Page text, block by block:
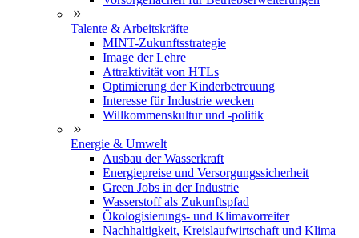
Talente & Arbeitskräfte
MINT-Zukunftsstrategie
Image der Lehre
Attraktivität von HTLs
Optimierung der Kinderbetreuung
Interesse für Industrie wecken
Willkommenskultur und -politik
Energie & Umwelt
Ausbau der Wasserkraft
Energiepreise und Versorgungssicherheit
Green Jobs in der Industrie
Wasserstoff als Zukunftspfad
Ökologisierungs- und Klimavorreiter
Nachhaltigkeit, Kreislaufwirtschaft und Klima